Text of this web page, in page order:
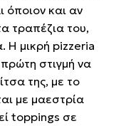
όποιον και αν
τραπέζια του,
Η μικρή pizzeria
στιγμή να
της, με το
με μαεστρία
toppings σε